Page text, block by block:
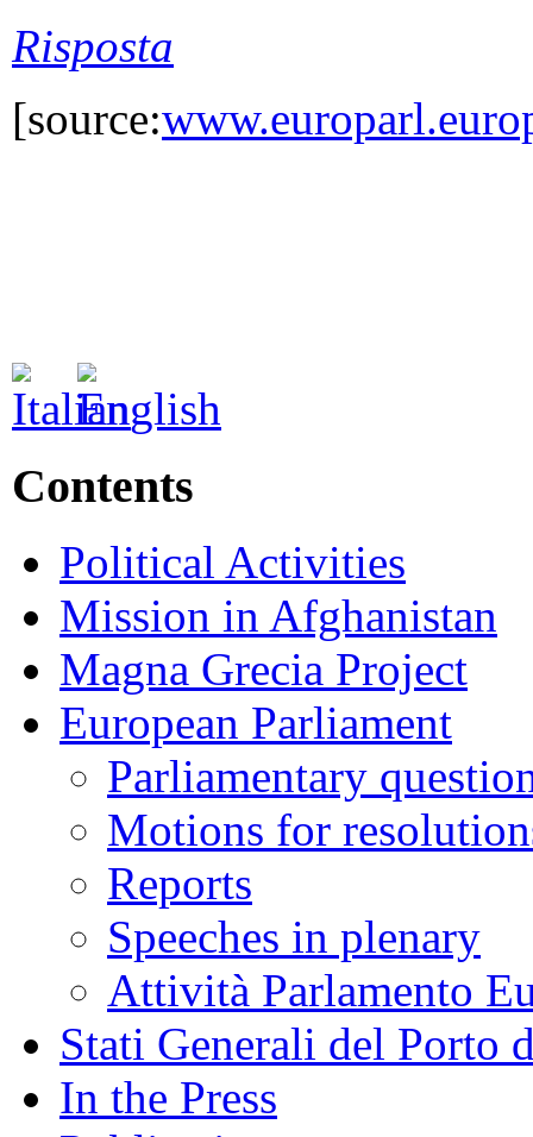
Risposta
[source:
Contents
Political Activities
Mission in Afghanistan
Magna Grecia Project
European Parliament
Parliamentary
Motions for
Reports
Speeches in plenary
Attività Parlamento
Stati Generali del Porto
In the Press